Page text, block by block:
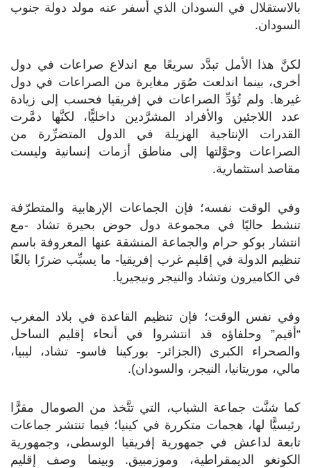
بالاستقلال في السودان الذي أسفر عنه مولد دولة جنوب
السودان.
لكنَّ هذا الأمل تبدَّد سريعًا مع اندلاع صراعات في دول
أخرى، بينما اندلعت صُوَر مغايرة من الصراعات في دول
غيرها. ولم تُؤدِّ الصراعات في إفريقيا فحسب إلى زيادة
عدد اللاجئين والأفراد المشرَّدين داخليًّا، لكنَّها دمَّرت
القدرات الإنتاجية الهزيلة في الدول المتضرِّرة من
الصراعات وحوَّلتها إلى مناطق أزمات إنسانية وليست
مقاصد استثمارية.
وفي الوقت نفسه؛ فإن الجماعات الإرهابية والمتطرّفة
تنشط حاليًا في مجموعة دول حوض بحيرة تشاد -مع
انتشار بوكو حرام والجماعة المنشقة عنها المعروفة باسم
تنظيم الدولة في إقليم غرب إفريقيا- ما يسبِّب ضررًا بالغًا
في الكاميرون وتشاد والنيجر ونيجيريا.
وفي نفس الوقت؛ فإن تنظيم القاعدة في بلاد المغرب
“أقيم” وحلفاؤه قد انتشروا في أنحاء إقليم الساحل
والصحراء الكبرى (الجزائر- بوركينا فاسو- تشاد، ليبيا،
مالي، موريتانيا، النيجر، والسودان).
كما شنَّت جماعة الشباب، التي تتَّخذ من الصومال مقرًّا
رئيسيًّا لها، هجمات متكررة في كينيا؛ فيما تنتشر جماعات
تابعة لداعش في جمهورية إفريقيا الوسطى، وجمهورية
الكونغو الديمقراطية، وموزمبيق. وبينما وصف إقليم